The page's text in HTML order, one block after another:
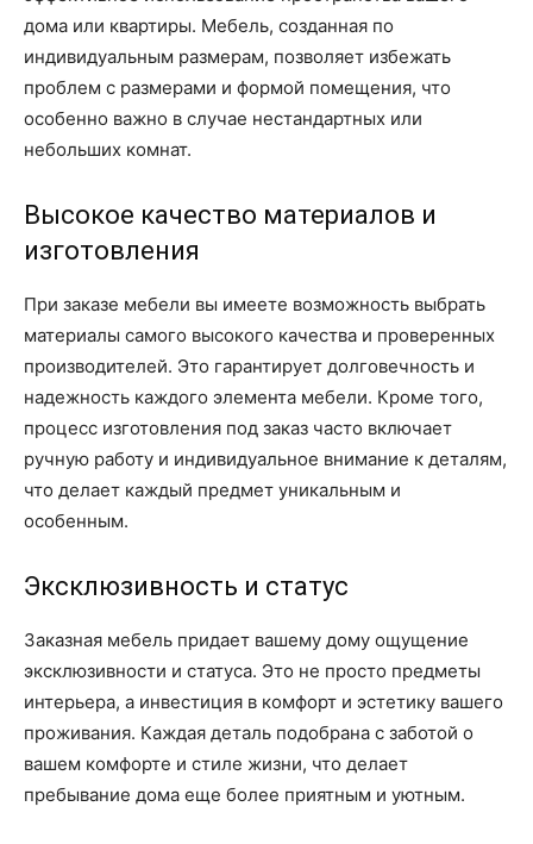
дома или квартиры. Мебель, созданная по
индивидуальным размерам, позволяет избежать
проблем с размерами и формой помещения, что
особенно важно в случае нестандартных или
небольших комнат.
Высокое качество материалов и
изготовления
При заказе мебели вы имеете возможность выбрать
материалы самого высокого качества и проверенных
производителей. Это гарантирует долговечность и
надежность каждого элемента мебели. Кроме того,
процесс изготовления под заказ часто включает
ручную работу и индивидуальное внимание к деталям,
что делает каждый предмет уникальным и
особенным.
Эксклюзивность и статус
Заказная мебель придает вашему дому ощущение
эксклюзивности и статуса. Это не просто предметы
интерьера, а инвестиция в комфорт и эстетику вашего
проживания. Каждая деталь подобрана с заботой о
вашем комфорте и стиле жизни, что делает
пребывание дома еще более приятным и уютным.